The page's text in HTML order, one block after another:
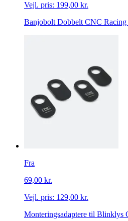
Vejl. pris: 199,00 kr.
Banjobolt Dobbelt CNC
Fra
69,00 kr.
Vejl. pris: 129,00 kr.
Monteringsadaptere til Blinklys